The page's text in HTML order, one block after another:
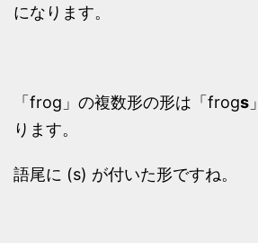
になります。
「frog」の複数形の形は「frogs
ります。
語尾に (s) が付いた形ですね。